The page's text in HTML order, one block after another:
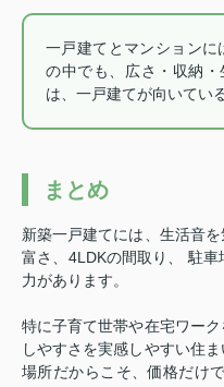
一戸建てとマンション
の中でも、広さ・収納
は、一戸建てが向いてい
まとめ
新築一戸建てには、生活音
富さ、4LDKの間取り、 駐
力があります。
特に子育て世帯や在宅ワー
しやすさを実感しやすい住
場所だからこそ、価格だけ